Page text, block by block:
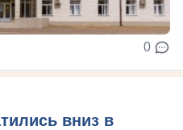
0
вниз в